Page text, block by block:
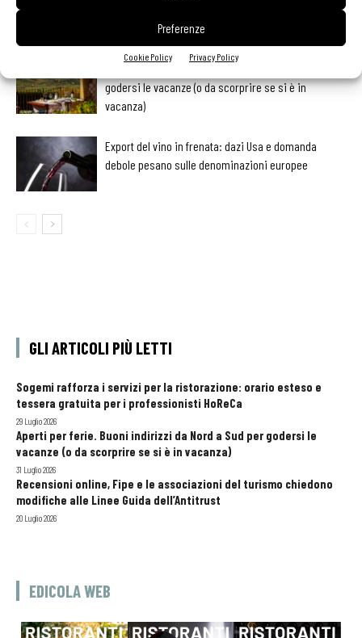
Preferenze
Cookie Policy Privacy Policy
godersi le vacanze (o da scorprire se si è in
vacanza)
Export del vino in frenata: dazi Usa e domanda
debole pesano sulle denominazioni europee
GLI ARTICOLI PIÙ LETTI
Sogemi rafforza i servizi per la ristorazione: orario esteso e
tessera gratuita per i professionisti HoReCa
29 Luglio 2026
Aperti per ferie. Buoni indirizzi da Nord a Sud per godersi le
vacanze (o da scorprire se si è in vacanza)
31 Luglio 2026
Recensioni online, Fipe e le associazioni del turismo chiedono
modifiche alle Linee Guida dell’Antitrust
20 Luglio 2026
EDICOLA WEB